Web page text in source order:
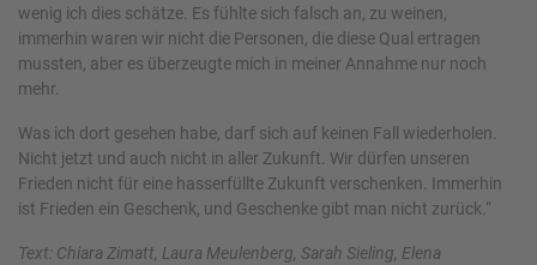
wenig ich dies schätze. Es fühlte sich falsch an, zu weinen,
immerhin waren wir nicht die Personen, die diese Qual ertragen
mussten, aber es überzeugte mich in meiner Annahme nur noch
mehr.
Was ich dort gesehen habe, darf sich auf keinen Fall wiederholen.
Nicht jetzt und auch nicht in aller Zukunft. Wir dürfen unseren
Frieden nicht für eine hasserfüllte Zukunft verschenken. Immerhin
ist Frieden ein Geschenk, und Geschenke gibt man nicht zurück.“
Text: Chiara Zimatt, Laura Meulenberg, Sarah Sieling, Elena